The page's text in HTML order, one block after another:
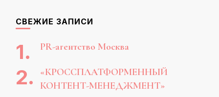
СВЕЖИЕ ЗАПИСИ
PR-агентство Москва
«КРОССПЛАТФОРМЕННЫЙ
КОНТЕНТ-МЕНЕДЖМЕНТ»